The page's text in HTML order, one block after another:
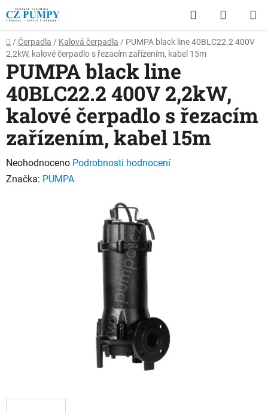
Přejít
na
obsah
Hledat
KOŠÍK
Domů
/ Čerpadla / Kalová čerpadla / PUMPA black line 40BLC22.2 400V
2,2kW, kalové čerpadlo s řezacím zařízením, kabel 15m
PUMPA black line
40BLC22.2 400V 2,2kW,
kalové čerpadlo s řezacím
zařízením, kabel 15m
Průměrné
hodnocení
Neohodnoceno Podrobnosti hodnocení
Značka: PUMPA